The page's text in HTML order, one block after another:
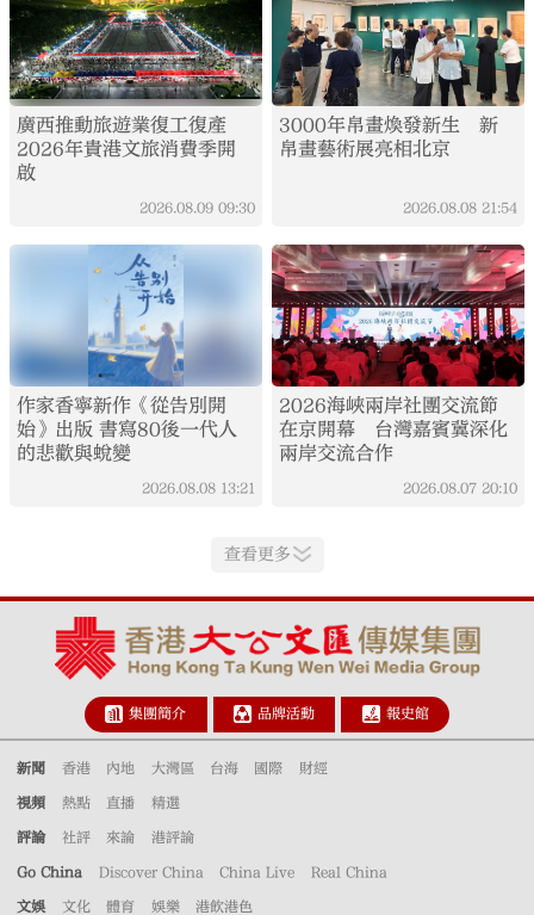
廣西推動旅遊業復工復產
2026年貴港文旅消費季開
啟
2026.08.09 09:30
3000年帛畫煥發新生 新
帛畫藝術展亮相北京
2026.08.08 21:54
作家香寧新作《從告別開
始》出版 書寫80後一代人
的悲歡與蛻變
2026.08.08 13:21
2026海峽兩岸社團交流節
在京開幕 台灣嘉賓冀深化
兩岸交流合作
2026.08.07 20:10
查看更多
集團簡介 品牌活動 報史館
新聞 香港 內地 大灣區 台海 國際 財經
視頻 熱點 直播 精選
評論 社評 來論 港評論
Go China Discover China China Live Real China
文娛 文化 體育 娛樂 港飲港色